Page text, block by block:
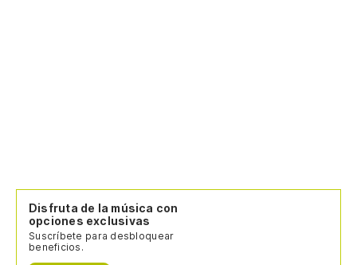
Disfruta de la música con
opciones exclusivas
Suscríbete para desbloquear
beneficios.